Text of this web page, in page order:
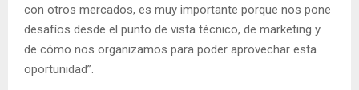
con otros mercados, es muy importante porque nos pone
desafíos desde el punto de vista técnico, de marketing y
de cómo nos organizamos para poder aprovechar esta
oportunidad”.